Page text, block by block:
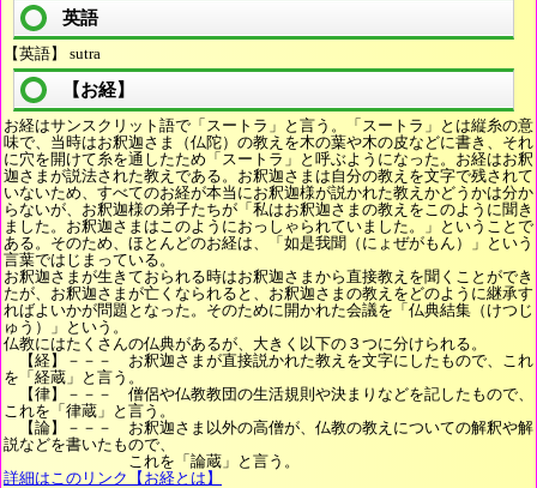
英語
【英語】 sutra
【お経】
お経はサンスクリット語で「スートラ」と言う。「スートラ」とは縦糸の意
味で、当時はお釈迦さま（仏陀）の教えを木の葉や木の皮などに書き、それ
に穴を開けて糸を通したため「スートラ」と呼ぶようになった。お経はお釈
迦さまが説法された教えである。お釈迦さまは自分の教えを文字で残されて
いないため、すべてのお経が本当にお釈迦様が説かれた教えかどうかは分か
らないが、お釈迦様の弟子たちが「私はお釈迦さまの教えをこのように聞き
ました。お釈迦さまはこのようにおっしゃられていました。」ということで
ある。そのため、ほとんどのお経は、「如是我聞（にょぜがもん）」という
言葉ではじまっている。
お釈迦さまが生きておられる時はお釈迦さまから直接教えを聞くことができ
たが、お釈迦さまが亡くなられると、お釈迦さまの教えをどのように継承す
ればよいかが問題となった。そのために開かれた会議を「仏典結集（けつじ
ゅう）」という。
仏教にはたくさんの仏典があるが、大きく以下の３つに分けられる。
【経】－－－ お釈迦さまが直接説かれた教えを文字にしたもので、これ
を「経蔵」と言う。
【律】－－－ 僧侶や仏教教団の生活規則や決まりなどを記したもので、
これを「律蔵」と言う。
【論】－－－ お釈迦さま以外の高僧が、仏教の教えについての解釈や解
説などを書いたもので、
これを「論蔵」と言う。
詳細はこのリンク【お経とは】